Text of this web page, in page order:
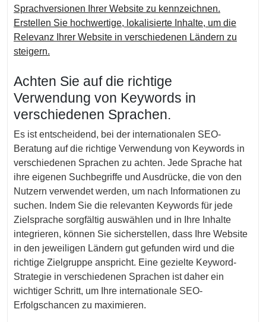
Sprachversionen Ihrer Website zu kennzeichnen.
Erstellen Sie hochwertige, lokalisierte Inhalte, um die
Relevanz Ihrer Website in verschiedenen Ländern zu
steigern.
Achten Sie auf die richtige
Verwendung von Keywords in
verschiedenen Sprachen.
Es ist entscheidend, bei der internationalen SEO-
Beratung auf die richtige Verwendung von Keywords in
verschiedenen Sprachen zu achten. Jede Sprache hat
ihre eigenen Suchbegriffe und Ausdrücke, die von den
Nutzern verwendet werden, um nach Informationen zu
suchen. Indem Sie die relevanten Keywords für jede
Zielsprache sorgfältig auswählen und in Ihre Inhalte
integrieren, können Sie sicherstellen, dass Ihre Website
in den jeweiligen Ländern gut gefunden wird und die
richtige Zielgruppe anspricht. Eine gezielte Keyword-
Strategie in verschiedenen Sprachen ist daher ein
wichtiger Schritt, um Ihre internationale SEO-
Erfolgschancen zu maximieren.